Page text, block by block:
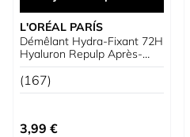
L'ORÉAL PARÍS
Démêlant Hydra-Fixant 72H
Hyaluron Repulp Après-
shampoing
(167)
3,99 €